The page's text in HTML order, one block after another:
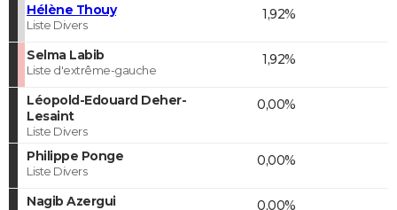
Hélène Thouy
Liste Divers
1,92%
Selma Labib
Liste d'extrême-gauche
1,92%
Léopold-Edouard Deher-
Lesaint
Liste Divers
0,00%
Philippe Ponge
Liste Divers
0,00%
Nagib Azergui 0,00%